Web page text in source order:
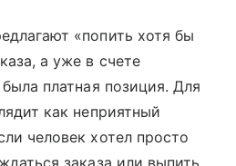
«попить хотя бы
а уже в счете
платная позиция. Для
как неприятный
человек хотел просто